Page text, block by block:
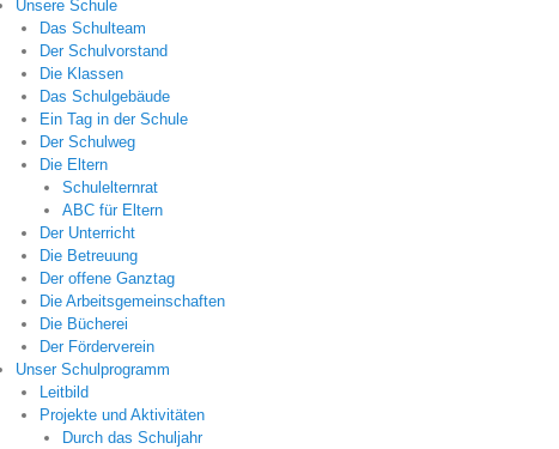
Unsere Schule
Das Schulteam
Der Schulvorstand
Die Klassen
Das Schulgebäude
Ein Tag in der Schule
Der Schulweg
Die Eltern
Schulelternrat
ABC für Eltern
Der Unterricht
Die Betreuung
Der offene Ganztag
Die Arbeitsgemeinschaften
Die Bücherei
Der Förderverein
Unser Schulprogramm
Leitbild
Projekte und Aktivitäten
Durch das Schuljahr